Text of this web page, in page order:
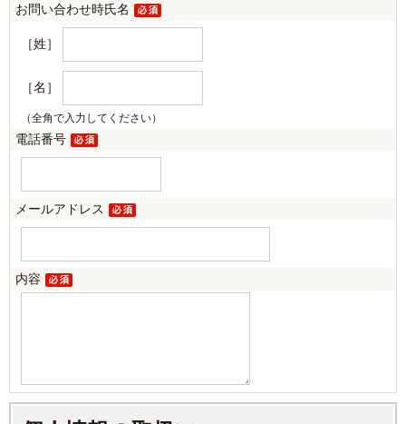
お問い合わせ時氏名
［姓］
［名］
（全角で入力してください）
電話番号
メールアドレス
内容